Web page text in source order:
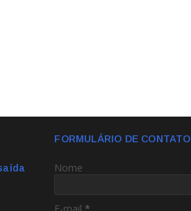
FORMULÁRIO DE CONTATO
Nome